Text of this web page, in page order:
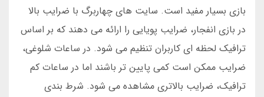
بازی بسیار مفید است. سایت های چهاربرگ با ضرایب بالا
در بازی انفجار، ضرایب پویایی را ارائه می دهند که بر اساس
ترافیک لحظه ای کاربران تنظیم می شود. در ساعات شلوغی،
ضرایب ممکن است کمی پایین تر باشند اما در ساعات کم
ترافیک، ضرایب بالاتری مشاهده می شود. شرط بندی